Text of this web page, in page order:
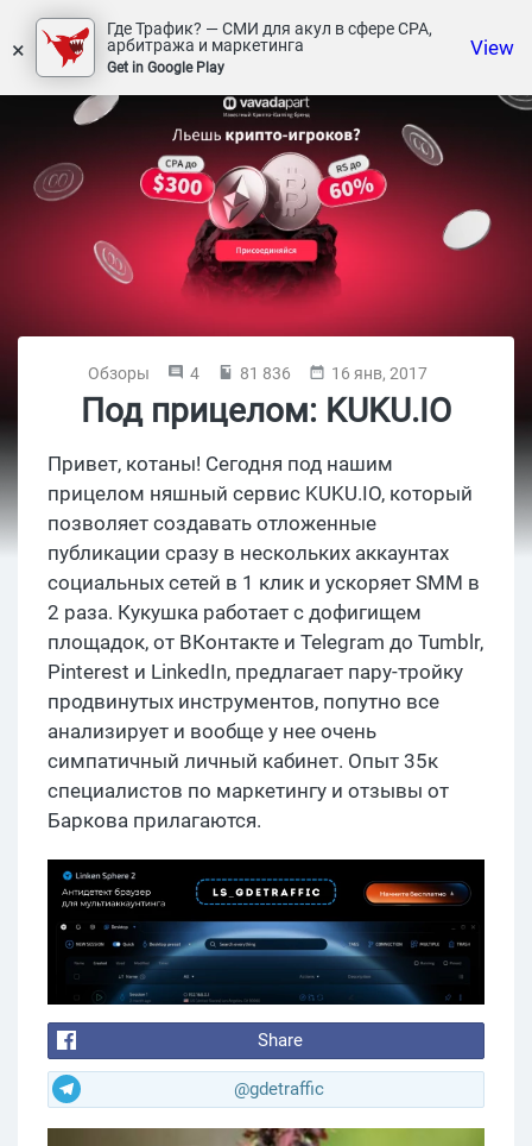
×
Где Трафик? — СМИ для акул в сфере СРА,
арбитража и маркетинга
Get in Google Play
View
Обзоры 4 81 836 16 янв, 2017
Под прицелом: KUKU.IO
Привет, котаны! Сегодня под нашим
прицелом няшный сервис KUKU.IO, который
позволяет создавать отложенные
публикации сразу в нескольких аккаунтах
социальных сетей в 1 клик и ускоряет SMM в
2 раза. Кукушка работает с дофигищем
площадок, от ВКонтакте и Telegram до Tumblr,
Pinterest и LinkedIn, предлагает пару-тройку
продвинутых инструментов, попутно все
анализирует и вообще у нее очень
симпатичный личный кабинет. Опыт 35к
специалистов по маркетингу и отзывы от
Баркова прилагаются.
Share
@gdetraffic